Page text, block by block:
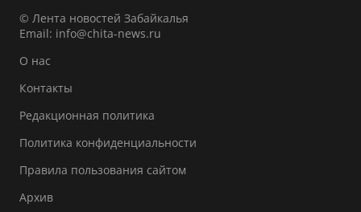
© Лента новостей Забайкалья
Email: info@chita-news.ru
О нас
Контакты
Редакционная политика
Политика конфиденциальности
Правила пользования сайтом
Архив